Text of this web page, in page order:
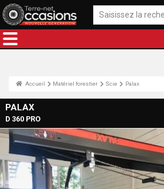
Accueil Matériel forestier Scie Palax
PALAX
D 360 PRO